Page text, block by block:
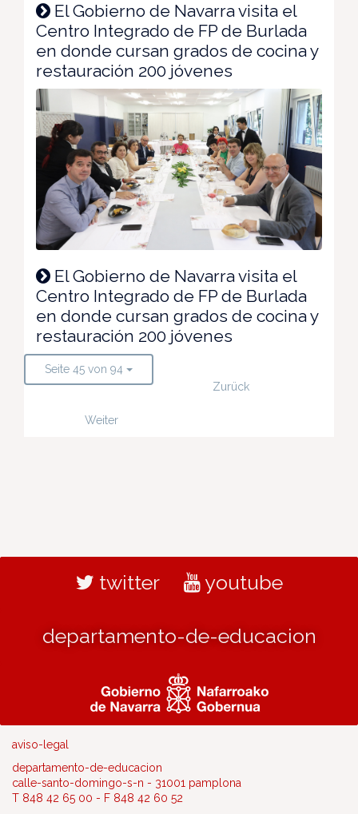
El Gobierno de Navarra visita el
Centro Integrado de FP de Burlada
en donde cursan grados de cocina y
restauración 200 jóvenes
El Gobierno de Navarra visita el
Centro Integrado de FP de Burlada
en donde cursan grados de cocina y
restauración 200 jóvenes
Seite 45 von 94
Zurück
Weiter
twitter youtube
departamento-de-educacion
aviso-legal
departamento-de-educacion
calle-santo-domingo-s-n - 31001 pamplona
T 848 42 65 00 - F 848 42 60 52